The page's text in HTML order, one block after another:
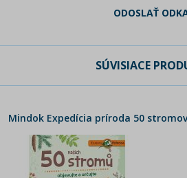
ODOSLAŤ
SÚVISIACE
Mindok Expedícia príroda 50 stromov